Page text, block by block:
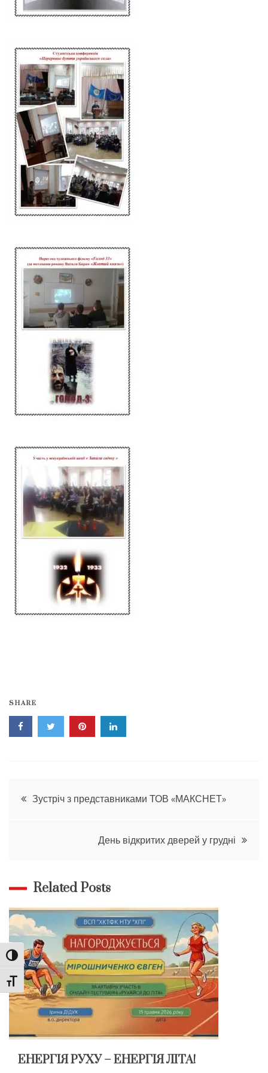
Toggle High Contrast
Toggle Font size
SHARE
Навігація
Зустріч з представниками ТОВ «МАКСНЕТ»
День відкритих дверей у грудні
Related Posts
ЕНЕРГІЯ РУХУ – ЕНЕРГІЯ ЛІТА!